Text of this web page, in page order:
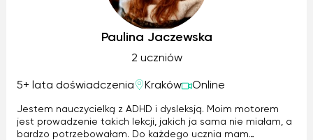
Paulina Jaczewska
2 uczniów
5+ lata doświadczenia Kraków Online
Jestem nauczycielką z ADHD i dysleksją. Moim motorem
jest prowadzenie takich lekcji, jakich ja sama nie miałam, a
bardzo potrzebowałam. Do każdego ucznia mam